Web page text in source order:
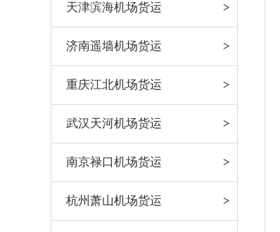
天津滨海机场货运
济南遥墙机场货运
重庆江北机场货运
武汉天河机场货运
南京禄口机场货运
杭州萧山机场货运